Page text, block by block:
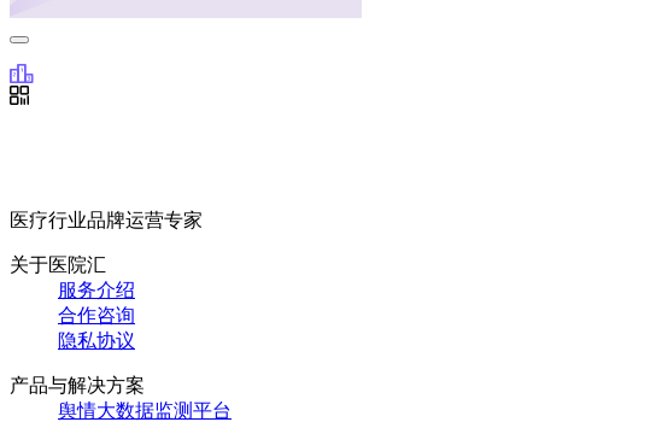
医疗行业品牌运营专家
关于医院汇
服务介绍
合作咨询
隐私协议
产品与解决方案
舆情大数据监测平台